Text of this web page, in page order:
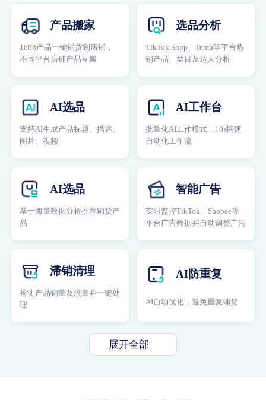
产品搬家
1688产品一键铺货到店铺，
不同平台店铺产品互搬
选品分析
TikTok Shop、Temu等平台热
销产品、类目及达人分析
AI选品
支持AI生成产品标题、描述、
图片、视频
AI工作台
批量化AI工作模式，10s搭建
自动化工作流
AI选品
基于海量数据分析推荐铺货产
品
智能广告
实时监控TikTok、Shopee等
平台广告数据并自动调整广告
滞销清理
检测产品销量及流量并一键处
理
AI防重复
AI自动优化，避免重复铺货
展开全部